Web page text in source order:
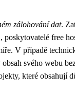
zálohování dat.
free
V případě
svého webu
které obsahují